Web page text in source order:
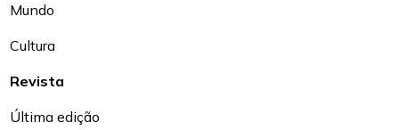
Mundo
Cultura
Revista
Última edição